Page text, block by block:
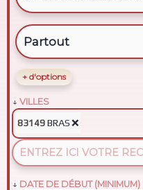
+ d'options
VILLES
83149 BRAS❌
DATE DE DÉBUT (MINIMUM)